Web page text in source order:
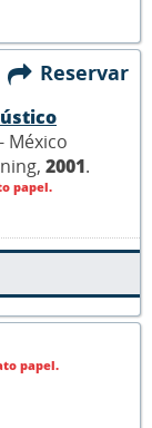
Reservar
México
2001.
papel.
papel.